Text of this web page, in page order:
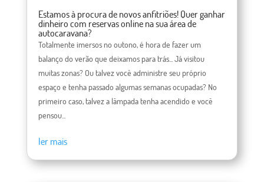
Estamos à procura de novos anfitriões! Quer ganhar
dinheiro com reservas online na sua área de
autocaravana?
Totalmente imersos no outono, é hora de fazer um
balanço do verão que deixamos para trás... Já visitou
muitas zonas? Ou talvez você administre seu próprio
espaço e tenha passado algumas semanas ocupadas? No
primeiro caso, talvez a lâmpada tenha acendido e você
pensou...
ler mais